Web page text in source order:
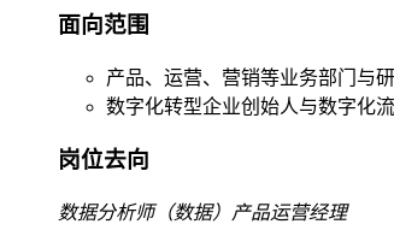
面向范围
产品、运营、营销等业务部门与
数字化转型企业创始人与数字化
岗位去向
数据分析师（数据）产品运营经理